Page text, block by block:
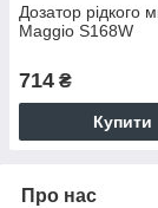
Дозатор рідкого
Maggio S168W
714 ₴
Купити
Про нас